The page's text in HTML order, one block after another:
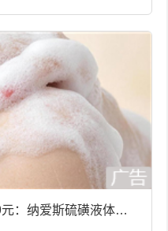
：纳爱斯硫磺液体香